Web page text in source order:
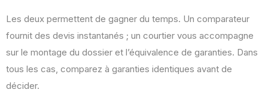
Les deux permettent de gagner du temps. Un comparateur
fournit des devis instantanés ; un courtier vous accompagne
sur le montage du dossier et l’équivalence de garanties. Dans
tous les cas, comparez à garanties identiques avant de
décider.